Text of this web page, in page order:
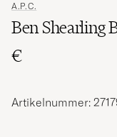
A.P.C.
Ben Shearling
€
Artikelnummer: